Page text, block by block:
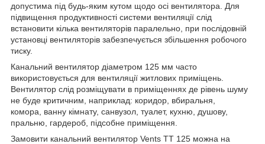
допустима під будь-яким кутом щодо осі вентилятора. Для
підвищення продуктивності системи вентиляції слід
встановити кілька вентиляторів паралельно, при послідовній
установці вентиляторів забезпечується збільшення робочого
тиску.
Канальний вентилятор діаметром 125 мм часто
використовується для вентиляції житлових приміщень.
Вентилятор слід розміщувати в приміщеннях де рівень шуму
не буде критичним, наприклад: коридор, вбиральня,
комора, ванну кімнату, санвузол, туалет, кухню, душову,
пральню, гардероб, підсобне приміщення.
Замовити канальний вентилятор Vents ТТ 125 можна на